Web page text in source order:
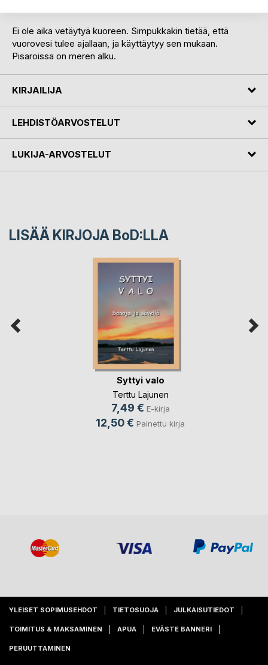
Ei ole aika vetäytyä kuoreen. Simpukkakin tietää, että
vuorovesi tulee ajallaan, ja käyttäytyy sen mukaan.
Pisaroissa on meren alku.
KIRJAILIJA
LEHDISTÖARVOSTELUT
LUKIJA-ARVOSTELUT
LISÄÄ KIRJOJA BoD:LLA
Syttyi valo
Terttu Lajunen
7,49 € E-kirja
12,50 € Painettu kirja
YLEISET SOPIMUSEHDOT TIETOSUOJA JULKAISUTIEDOT
TOIMITUS & MAKSAMINEN APUA EVÄSTE BANNERI
PERUUTTAMINEN